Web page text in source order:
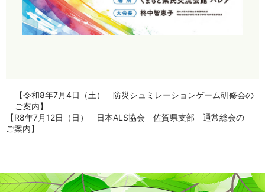
【令和8年7月4日（土） 防災シュミレーションゲーム研修会の
ご案内】
【R8年7月12日（日） 日本ALS協会 佐賀県支部 通常総会の
ご案内】